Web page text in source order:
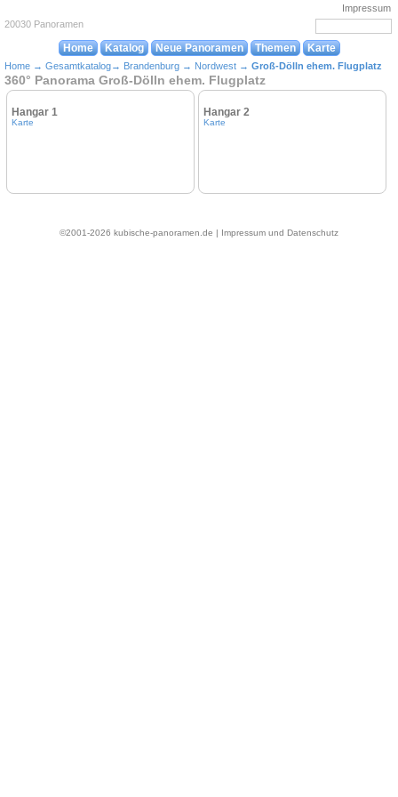
Impressum
20030 Panoramen
Home Katalog Neue Panoramen Themen Karte
Home → Gesamtkatalog→ Brandenburg → Nordwest → Groß-Dölln ehem. Flugplatz
360° Panorama Groß-Dölln ehem. Flugplatz
Hangar 1
Karte
Hangar 2
Karte
©2001-2026 kubische-panoramen.de | Impressum und Datenschutz